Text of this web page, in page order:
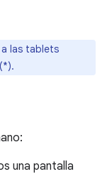
las tablets
una pantalla